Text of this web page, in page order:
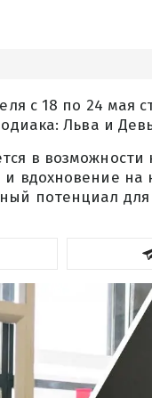
с 18 по 24
Льва и
в
и вдохновение
потенциал